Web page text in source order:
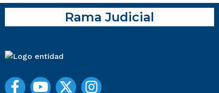
Rama Judicial